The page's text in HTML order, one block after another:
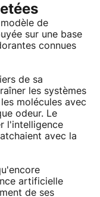
de
sur une base
connues
de sa
les systèmes
molécules avec
odeur. Le
l'intelligence
avec la
artificielle
de ses